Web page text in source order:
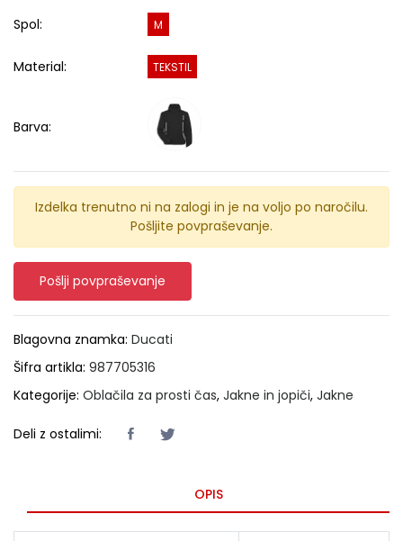
Spol: M
Material: TEKSTIL
Barva:
Izdelka trenutno ni na zalogi in je na voljo po naročilu.
Pošljite povpraševanje.
Pošlji povpraševanje
Blagovna znamka: Ducati
Šifra artikla: 987705316
Kategorije: Oblačila za prosti čas, Jakne in jopiči, Jakne
Deli z ostalimi:
OPIS